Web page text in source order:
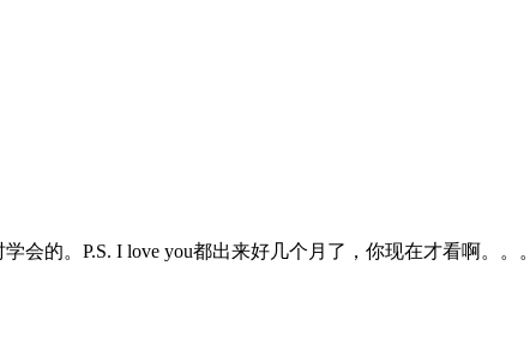
会的。P.S. I love you都出来好几个月了，你现在才看啊。。。